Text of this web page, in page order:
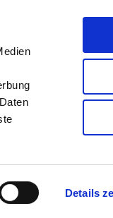
Details